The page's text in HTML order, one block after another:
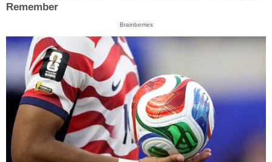
Remember
Brainberries